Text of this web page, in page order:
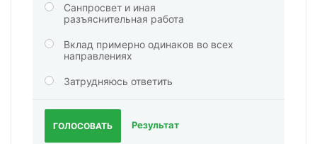
Санпросвет и иная
разъяснительная работа
Вклад примерно одинаков во всех
направлениях
Затрудняюсь ответить
ГОЛОСОВАТЬ Результат